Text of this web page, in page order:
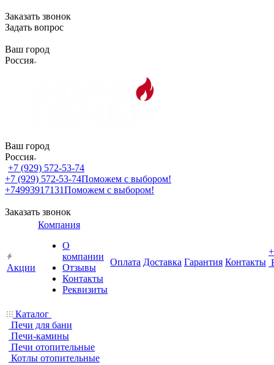
Заказать звонок
Задать вопрос
Ваш город
Россия
Ваш город
Россия
+7 (929) 572-53-74
+7 (929) 572-53-74Поможем с выбором!
+74993917131Поможем с выбором!
Заказать звонок
Акции
Компания
О
компании
Отзывы
Контакты
Реквизиты
Оплата Доставка Гарантия Контакты
+
Каталог
Печи для бани
Печи-камины
Печи отопительные
Котлы отопительные